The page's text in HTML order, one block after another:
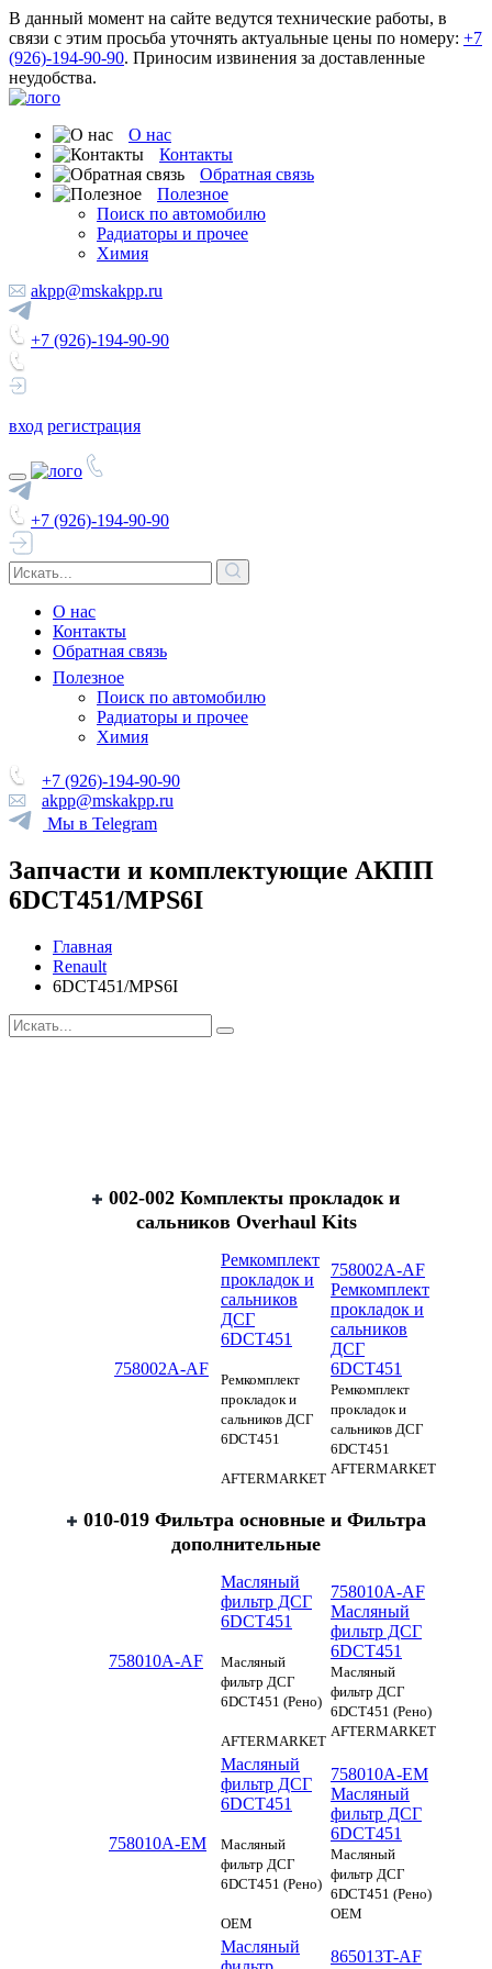
В данный момент на сайте ведутся технические работы, в
связи с этим просьба уточнять актуальные цены по номеру: +7
(926)-194-90-90. Приносим извинения за доставленные
неудобства.
О нас
Контакты
Обратная связь
Полезное
Поиск по автомобилю
Радиаторы и прочее
Химия
akpp@mskakpp.ru
+7 (926)-194-90-90
вход регистрация
+7 (926)-194-90-90
О нас
Контакты
Обратная связь
Полезное
Поиск по автомобилю
Радиаторы и прочее
Химия
+7 (926)-194-90-90
akpp@mskakpp.ru
Мы в Telegram
Запчасти и комплектующие АКПП
6DCT451/MPS6I
Главная
Renault
6DCT451/MPS6I
002-002 Комплекты прокладок и
сальников Overhaul Kits
758002A-AF
Ремкомплект
прокладок и
сальников
ДСГ
6DCT451
Ремкомплект
прокладок и
сальников ДСГ
6DCT451
AFTERMARKET
758002A-AF
Ремкомплект
прокладок и
сальников
ДСГ
6DCT451
Ремкомплект
прокладок и
сальников ДСГ
6DCT451
AFTERMARKET
010-019 Фильтра основные и Фильтра
дополнительные
758010A-AF
Масляный
фильтр ДСГ
6DCT451
Масляный
фильтр ДСГ
6DCT451 (Рено)
AFTERMARKET
758010A-AF
Масляный
фильтр ДСГ
6DCT451
Масляный
фильтр ДСГ
6DCT451 (Рено)
AFTERMARKET
758010A-EM
Масляный
фильтр ДСГ
6DCT451
Масляный
фильтр ДСГ
6DCT451 (Рено)
OEM
758010A-EM
Масляный
фильтр ДСГ
6DCT451
Масляный
фильтр ДСГ
6DCT451 (Рено)
OEM
Масляный
865013T-AF